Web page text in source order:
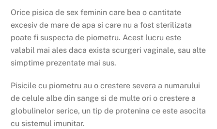
Orice pisica de sex feminin care bea o cantitate
excesiv de mare de apa si care nu a fost sterilizata
poate fi suspecta de piometru. Acest lucru este
valabil mai ales daca exista scurgeri vaginale, sau alte
simptime prezentate mai sus.
Pisicile cu piometru au o crestere severa a numarului
de celule albe din sange si de multe ori o crestere a
globulinelor serice, un tip de protenina ce este asocita
cu sistemul imunitar.